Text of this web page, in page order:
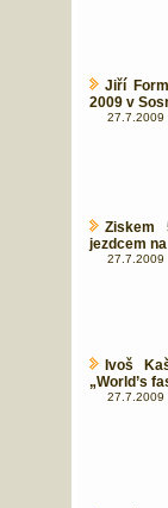
Jiří
2009 v
27.7.2009
Ziskem
jezdcem
27.7.2009
Ivoš
„World’s
27.7.2009